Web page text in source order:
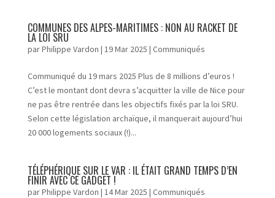
COMMUNES DES ALPES-MARITIMES : NON AU RACKET DE
LA LOI SRU
parPhilippe Vardon | 19 Mar 2025 | Communiqués
Communiqué du 19 mars 2025 Plus de 8 millions d’euros !
C’est le montant dont devra s’acquitter la ville de Nice pour
ne pas être rentrée dans les objectifs fixés par la loi SRU.
Selon cette législation archaïque, il manquerait aujourd’hui
20 000 logements sociaux (!)...
TÉLÉPHÉRIQUE SUR LE VAR : IL ÉTAIT GRAND TEMPS D’EN
FINIR AVEC CE GADGET !
parPhilippe Vardon | 14 Mar 2025 | Communiqués